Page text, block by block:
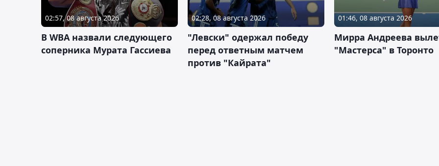
02:57, 08 августа 2026
В WBA назвали следующего
соперника Мурата Гассиева
02:28, 08 августа 2026
"Левски" одержал победу
перед ответным матчем
против "Кайрата"
01:46, 08 августа 2026
Мирра Андреева
"Мастерса" в Торонто